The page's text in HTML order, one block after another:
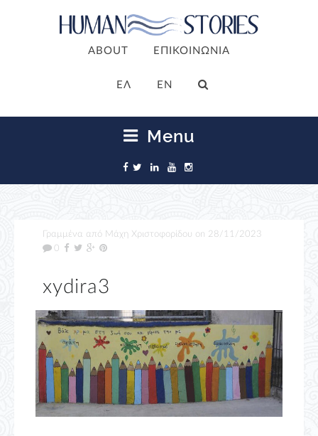
ABOUT ΕΠΙΚΟΙΝΩΝΙΑ
ΕΛ EN
Menu
Γραμμένα από Μάχη Χριστοφορίδου on 28/11/2023
0
xydira3